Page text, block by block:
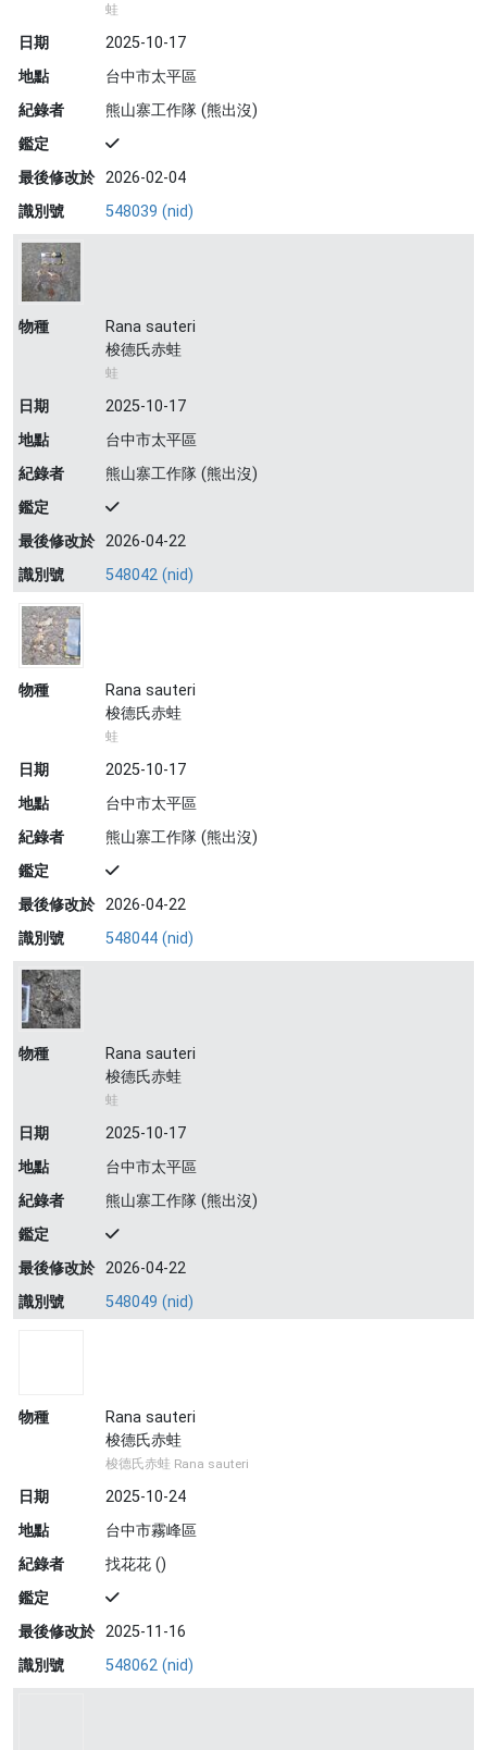
蛙
日期
2025-10-17
地點
台中市太平區
紀錄者
熊山寨工作隊 (熊出沒)
鑑定
最後修改於 2026-02-04
識別號
548039 (nid)
物種
Rana sauteri
梭德氏赤蛙
蛙
日期
2025-10-17
地點
台中市太平區
紀錄者
熊山寨工作隊 (熊出沒)
鑑定
最後修改於 2026-04-22
識別號
548042 (nid)
物種
Rana sauteri
梭德氏赤蛙
蛙
日期
2025-10-17
地點
台中市太平區
紀錄者
熊山寨工作隊 (熊出沒)
鑑定
最後修改於 2026-04-22
識別號
548044 (nid)
物種
Rana sauteri
梭德氏赤蛙
蛙
日期
2025-10-17
地點
台中市太平區
紀錄者
熊山寨工作隊 (熊出沒)
鑑定
最後修改於 2026-04-22
識別號
548049 (nid)
物種
Rana sauteri
梭德氏赤蛙
梭德氏赤蛙 Rana sauteri
日期
2025-10-24
地點
台中市霧峰區
紀錄者
找花花 ()
鑑定
最後修改於 2025-11-16
識別號
548062 (nid)